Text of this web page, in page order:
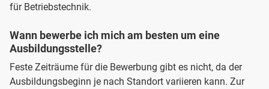
für Betriebstechnik.
Wann bewerbe ich mich am besten um eine
Ausbildungsstelle?
Feste Zeiträume für die Bewerbung gibt es nicht, da der
Ausbildungsbeginn je nach Standort variieren kann. Zur